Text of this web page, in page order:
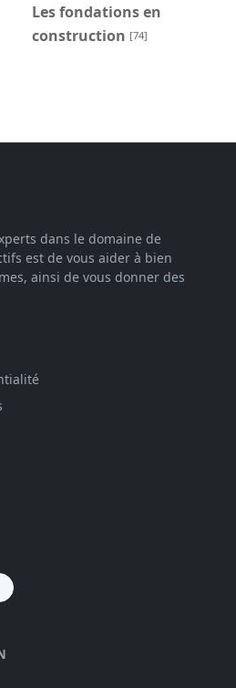
Les fondations en
construction [74]
dans le domaine de
est de vous aider à bien
ainsi de vous donner des